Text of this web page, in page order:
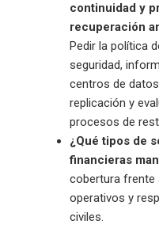
continuidad y
recuperación
Pedir la política
seguridad,
centros de
replicación y
procesos de
¿Qué tipos de
financieras
cobertura frente
operativos y
civiles.